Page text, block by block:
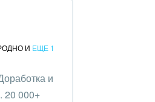
И ЕЩЕ 1
и
20 000+